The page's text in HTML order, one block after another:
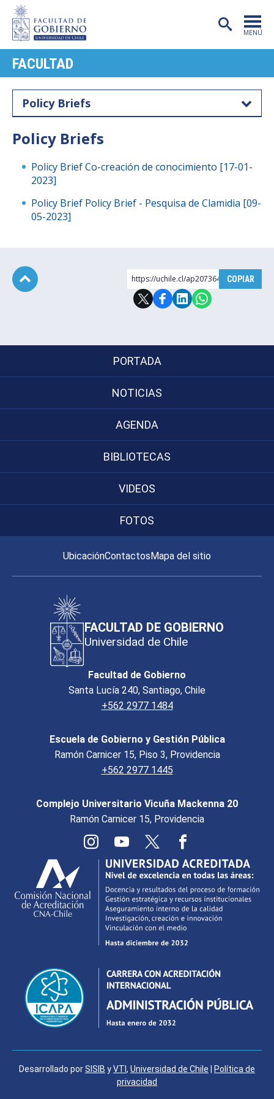
MENÚ
FACULTAD
CARRERAS
INVESTIGACIÓN
ADMISIÓN
Postulantes
Funcionarios
Egresados
FACULTAD
Policy Briefs
Policy Briefs
Policy Brief Co-creación de conocimiento [17-01-
2023]
Policy Brief Policy Brief - Pesquisa de Clamidia [09-
05-2023]
https://uchile.cl/ap207364 COPIAR
PORTADA
NOTICIAS
AGENDA
BIBLIOTECAS
VIDEOS
FOTOS
UbicaciónContactosMapa del sitio
FACULTAD DE GOBIERNO
Universidad de Chile
Facultad de Gobierno
Santa Lucía 240, Santiago, Chile
+562 2977 1484
Escuela de Gobierno y Gestión Pública
Ramón Carnicer 15, Piso 3, Providencia
+562 2977 1445
Complejo Universitario Vicuña Mackenna 20
Ramón Carnicer 15, Providencia
Desarrollado porSISIB yVTI , Universidad de Chile
Política de
privacidad